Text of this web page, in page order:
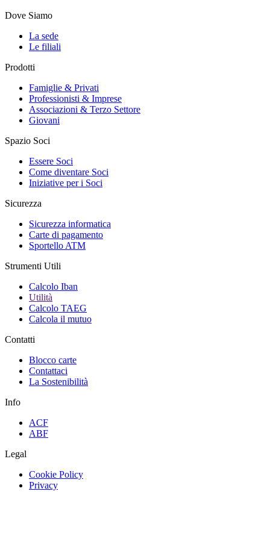
Dove Siamo
La sede
Le filiali
Prodotti
Famiglie & Privati
Professionisti & Imprese
Associazioni & Terzo Settore
Giovani
Spazio Soci
Essere Soci
Come diventare Soci
Iniziative per i Soci
Sicurezza
Sicurezza informatica
Carte di pagamento
Sportello ATM
Strumenti Utili
Calcolo Iban
Utilità
Calcolo TAEG
Calcola il mutuo
Contatti
Blocco carte
Contattaci
La Sostenibilità
Info
ACF
ABF
Legal
Cookie Policy
Privacy